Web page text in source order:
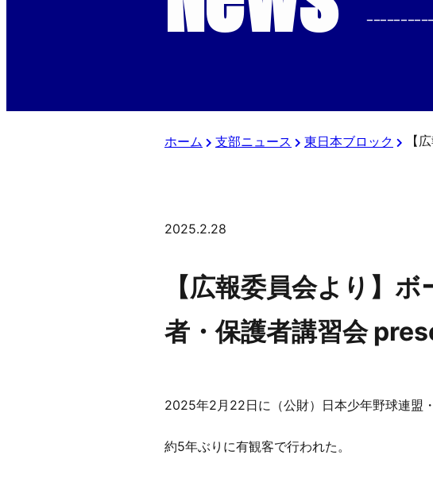
ホーム 支部ニュース 東日本ブロック
2025.2.28
【広報委員会より】
者・保護者講習会
2025年2月22日に（公財）日本少年野球連盟
約5年ぶりに有観客で行われた。